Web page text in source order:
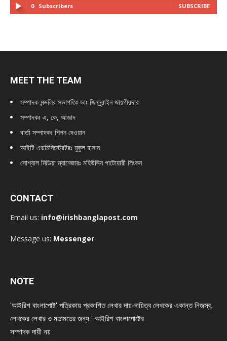
0 Subscribers SUBSCRIBE
MEET THE TEAM
সম্পাদক মন্ডলির সভাপতিঃ ডাঃ জিন্নুরাইন জায়গীরদার
সম্পাদকঃ এ, কে, আজাদ
বার্তা সম্পাদকঃ শিপন দেওয়ান
আইটি এডমিনিস্ট্রেটরঃ মুকুল হাসান
সোশ্যাল মিডিয়া ম্যানেজারঃ মহিউদ্দিন পাটোয়ারী লিংকন
CONTACT
Email us: info@irishbanglapost.com
Message us: Messenger
NOTE
'আইরিশ বাংলাপোষ্ট' পত্রিকায় প্রকাশিত লেখার দায়-দায়িত্ব লেখকের একান্ত নিজস্ব,
লেখকের লেখার ও মতামতের জন্য ' আইরিশ বাংলাপোষ্টের
সম্পাদক দায়ী নয়